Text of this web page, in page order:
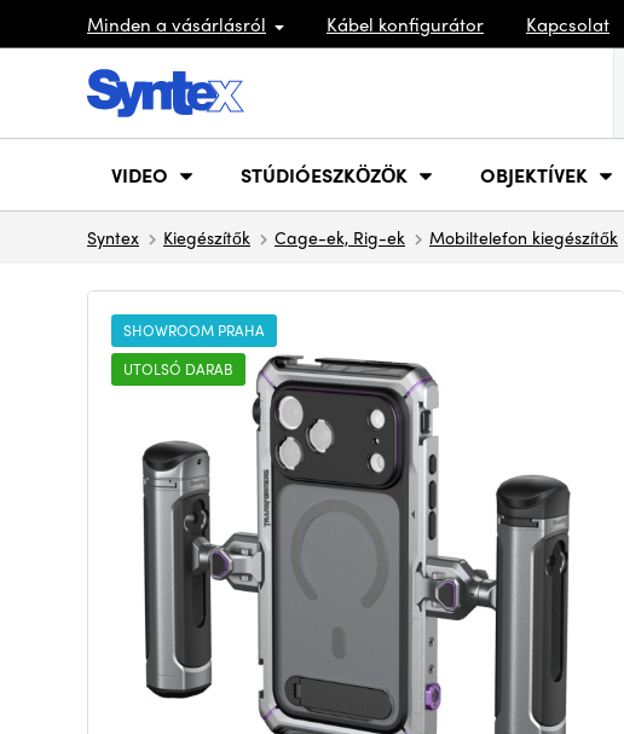
Minden a vásárlásról Kábel konfigurátor Kapcsolat
VIDEO STÚDIÓESZKÖZÖK OBJEKTÍVEK
Syntex Kiegészítők Cage-ek, Rig-ek Mobiltelefon kiegészítők
SHOWROOM PRAHA
UTOLSÓ DARAB